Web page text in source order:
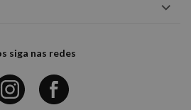
siga nas redes